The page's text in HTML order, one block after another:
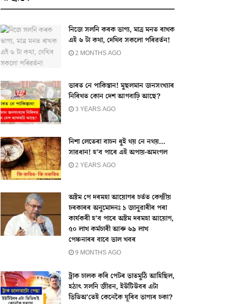
নিজে সলনি কৰক ভাগ্য, মাত্ৰ মনত ৰাখক
এই ৬ টা কথা, দেখিব সকলো পৰিৱৰ্তন!
2 MONTHS AGO
ভাৰত নে পাকিস্তান! মুছলমান জনসংখ্যাৰ
নিৰিখত কোন দেশ আগবাঢ়ি আছে?
3 YEARS AGO
নিশা লেতেৰা বাচন ধুই থয় নে নথয়…
সাৱধান! হ’ব পাৰে এই অপায়-অমংগল
2 YEARS AGO
অষ্টম পে দৰমহা আয়োগৰ চৰ্তত কেন্দ্ৰীয়
চৰকাৰৰ অনুমোদনঃ ১ জানুৱাৰীৰ পৰা
কাৰ্যকৰী হ’ব পাৰে অষ্টম দৰমহা আয়োগ,
৫০ লাখ কৰ্মচাৰী আৰু ৬৯ লাখ
পেঞ্চনাৰৰ বাবে ভাল খবৰ
9 MONTHS AGO
ট্ৰাক চালক কৰি পেটৰ ভাতমুঠি আহিছিল,
হঠাৎ সলনি জীৱন, ইউটিউবৰ এটা
ভিডিঅ’তেই কেনেকৈ ঘূৰিব ভাগ্যৰ চকা?